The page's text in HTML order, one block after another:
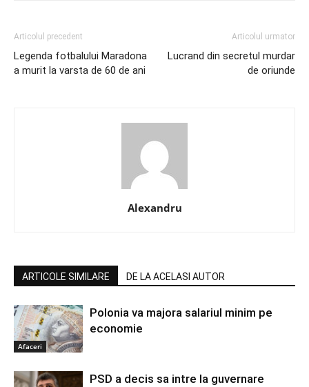
Articolul precedent
Legenda fotbalului Maradona
a murit la varsta de 60 de ani
Articolul urmator
Lucrand din secretul murdar
de oriunde
Alexandru
ARTICOLE SIMILARE DE LA ACELASI AUTOR
Afaceri
Polonia va majora salariul minim pe
economie
PSD a decis sa intre la guvernare